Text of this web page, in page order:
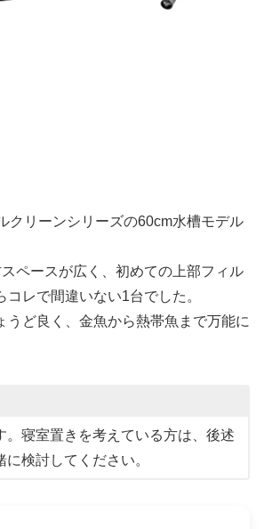
クリーンシリーズの60cm水槽モデル
ペースが広く、初めての上部フィル
コレで間違いない1台でした。
うど良く、金魚から熱帯魚まで万能に
。寝室置きを考えている方は、後述
検討してください。